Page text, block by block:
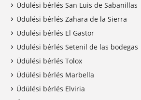
Üdülési bérlés San Luis de Sabanillas
Üdülési bérlés Zahara de la Sierra
Üdülési bérlés El Gastor
Üdülési bérlés Setenil de las bodegas
Üdülési bérlés Tolox
Üdülési bérlés Marbella
Üdülési bérlés Elviria